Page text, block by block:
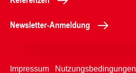
Newsletter-Anmeldung
Impressum Nutzungsbedingungen